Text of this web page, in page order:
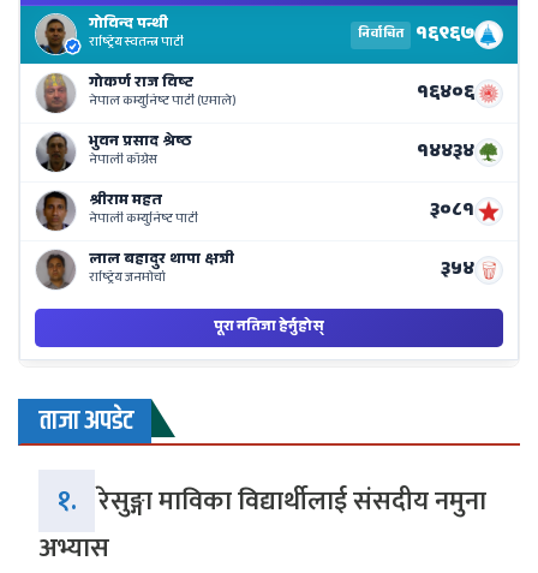
ताजा अपडेट
१. रेसुङ्गा माविका विद्यार्थीलाई संसदीय नमुना
अभ्यास